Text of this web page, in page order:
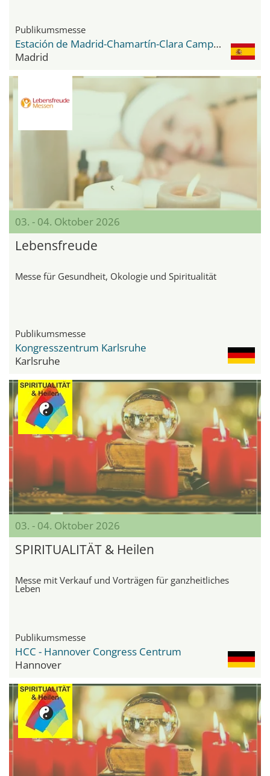
Publikumsmesse
Estación de Madrid-Chamartín-Clara Campoamor
Madrid
03. - 04. Oktober 2026
Lebensfreude
Messe für Gesundheit, Ökologie und Spiritualität
Publikumsmesse
Kongresszentrum Karlsruhe
Karlsruhe
03. - 04. Oktober 2026
SPIRITUALITÄT & Heilen
Messe mit Verkauf und Vorträgen für ganzheitliches
Leben
Publikumsmesse
HCC - Hannover Congress Centrum
Hannover